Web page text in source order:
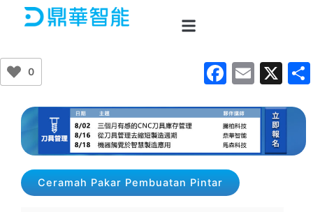
F
c
e
b
o
E
ai
X
0
Ceramah Pakar Pembuatan Pintar